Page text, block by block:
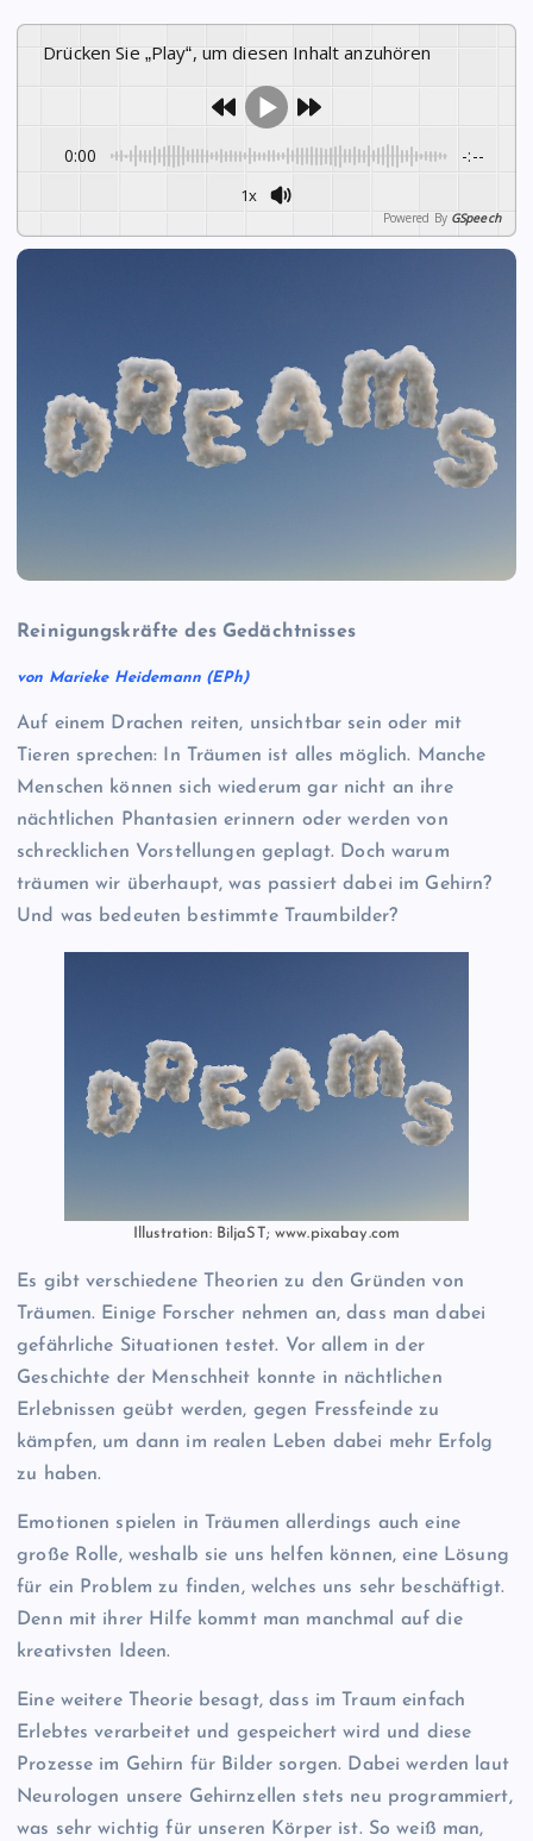
Drücken Sie „Play“, um diesen Inhalt anzuhören
0:00 -:--
1x
Powered By GSpeech
Reinigungskräfte des Gedächtnisses
von Marieke Heidemann (EPh)
Auf einem Drachen reiten, unsichtbar sein oder mit
Tieren sprechen: In Träumen ist alles möglich. Manche
Menschen können sich wiederum gar nicht an ihre
nächtlichen Phantasien erinnern oder werden von
schrecklichen Vorstellungen geplagt. Doch warum
träumen wir überhaupt, was passiert dabei im Gehirn?
Und was bedeuten bestimmte Traumbilder?
Illustration: BiljaST; www.pixabay.com
Es gibt verschiedene Theorien zu den Gründen von
Träumen. Einige Forscher nehmen an, dass man dabei
gefährliche Situationen testet. Vor allem in der
Geschichte der Menschheit konnte in nächtlichen
Erlebnissen geübt werden, gegen Fressfeinde zu
kämpfen, um dann im realen Leben dabei mehr Erfolg
zu haben.
Emotionen spielen in Träumen allerdings auch eine
große Rolle, weshalb sie uns helfen können, eine Lösung
für ein Problem zu finden, welches uns sehr beschäftigt.
Denn mit ihrer Hilfe kommt man manchmal auf die
kreativsten Ideen.
Eine weitere Theorie besagt, dass im Traum einfach
Erlebtes verarbeitet und gespeichert wird und diese
Prozesse im Gehirn für Bilder sorgen. Dabei werden laut
Neurologen unsere Gehirnzellen stets neu programmiert,
was sehr wichtig für unseren Körper ist. So weiß man,